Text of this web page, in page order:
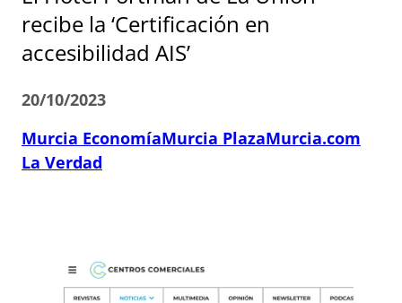
recibe la ‘Certificación en
accesibilidad AIS’
20/10/2023
Murcia EconomíaMurcia PlazaMurcia.com
La Verdad